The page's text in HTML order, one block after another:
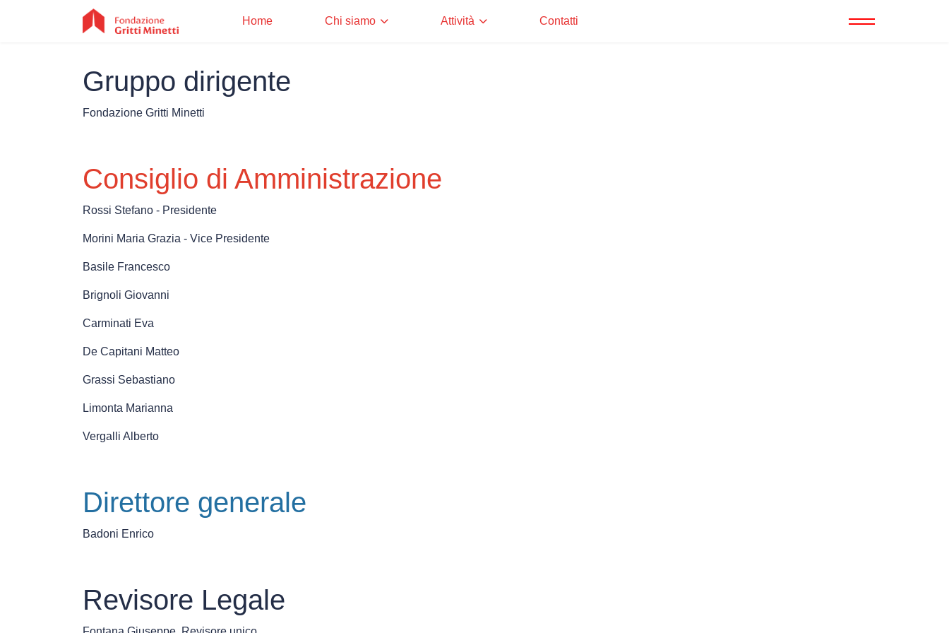
Home Chi siamo Attività Contatti
Home
Chi siamo
Attività
Contatti
Gruppo dirigente
Fondazione Gritti Minetti
Consiglio di Amministrazione
Rossi Stefano - Presidente
Morini Maria Grazia - Vice Presidente
Basile Francesco
Brignoli Giovanni
Carminati Eva
De Capitani Matteo
Grassi Sebastiano
Limonta Marianna
Vergalli Alberto
Direttore generale
Badoni Enrico
Revisore Legale